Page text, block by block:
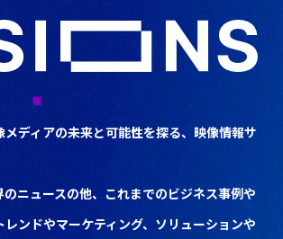
メディアの未来と可能性を探る、映像情報サ
のニュースの他、これまでのビジネス事例や
ンドやマーケティング、ソリューションや